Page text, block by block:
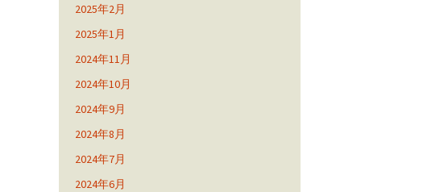
2025年2月
2025年1月
2024年11月
2024年10月
2024年9月
2024年8月
2024年7月
2024年6月